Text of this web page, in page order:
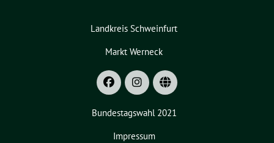
Landkreis Schweinfurt
Markt Werneck
Bundestagswahl 2021
Impressum